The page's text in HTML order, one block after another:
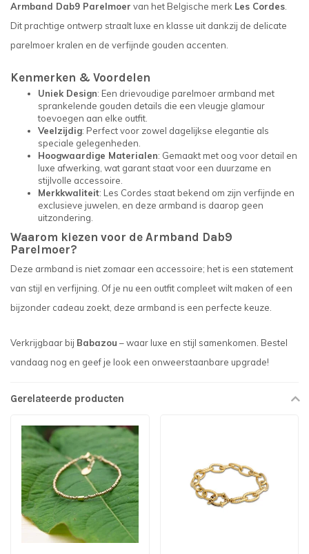
Armband Dab9 Parelmoer van het Belgische merk Les Cordes.
Dit prachtige ontwerp straalt luxe en klasse uit dankzij de delicate
parelmoer kralen en de verfijnde gouden accenten.
Kenmerken & Voordelen
Uniek Design: Een drievoudige parelmoer armband met
sprankelende gouden details die een vleugje glamour
toevoegen aan elke outfit.
Veelzijdig: Perfect voor zowel dagelijkse elegantie als
speciale gelegenheden.
Hoogwaardige Materialen: Gemaakt met oog voor detail en
luxe afwerking, wat garant staat voor een duurzame en
stijlvolle accessoire.
Merkkwaliteit: Les Cordes staat bekend om zijn verfijnde en
exclusieve juwelen, en deze armband is daarop geen
uitzondering.
Waarom kiezen voor de Armband Dab9
Parelmoer?
Deze armband is niet zomaar een accessoire; het is een statement
van stijl en verfijning. Of je nu een outfit compleet wilt maken of een
bijzonder cadeau zoekt, deze armband is een perfecte keuze.
Verkrijgbaar bij Babazou – waar luxe en stijl samenkomen. Bestel
vandaag nog en geef je look een onweerstaanbare upgrade!
Gerelateerde producten